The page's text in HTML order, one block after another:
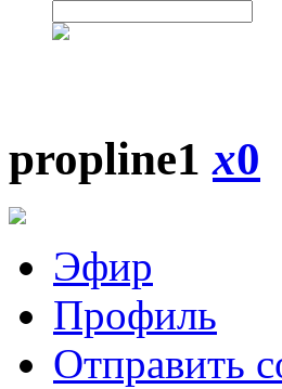
propline1x0
Эфир
Профиль
Отправить